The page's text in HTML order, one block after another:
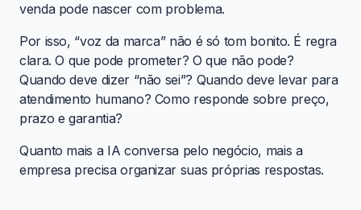
venda pode nascer com problema.
Por isso, “voz da marca” não é só tom bonito. É regra
clara. O que pode prometer? O que não pode?
Quando deve dizer “não sei”? Quando deve levar para
atendimento humano? Como responde sobre preço,
prazo e garantia?
Quanto mais a IA conversa pelo negócio, mais a
empresa precisa organizar suas próprias respostas.